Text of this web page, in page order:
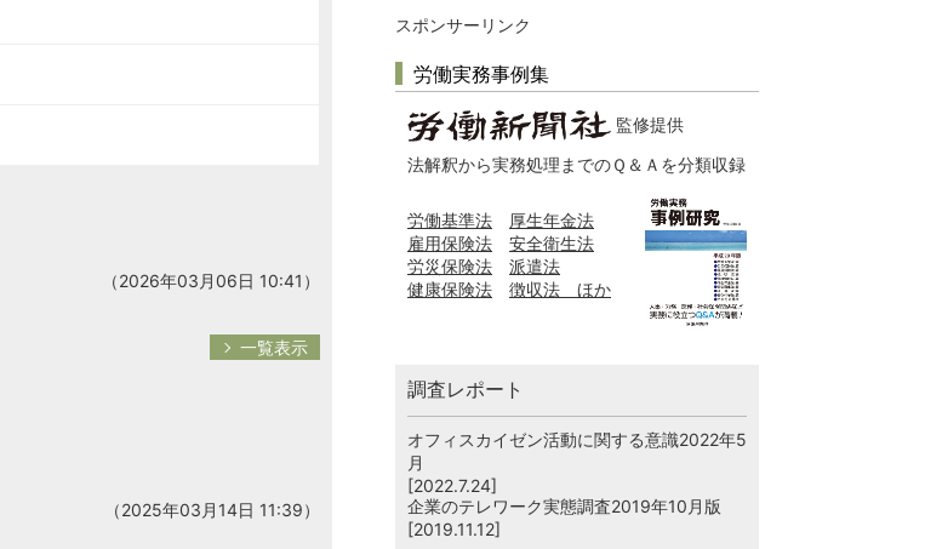
（2026年03月06日 10:41）
一覧表示
（2025年03月14日 11:39）
スポンサーリンク
労働実務事例集
監修提供
法解釈から実務処理までのＱ＆Ａを分類収録
労働基準法
厚生年金法
雇用保険法
安全衛生法
労災保険法
派遣法
健康保険法
徴収法 ほか
調査レポート
オフィスカイゼン活動に関する意識2022年5
月
[2022.7.24]
企業のテレワーク実態調査2019年10月版
[2019.11.12]